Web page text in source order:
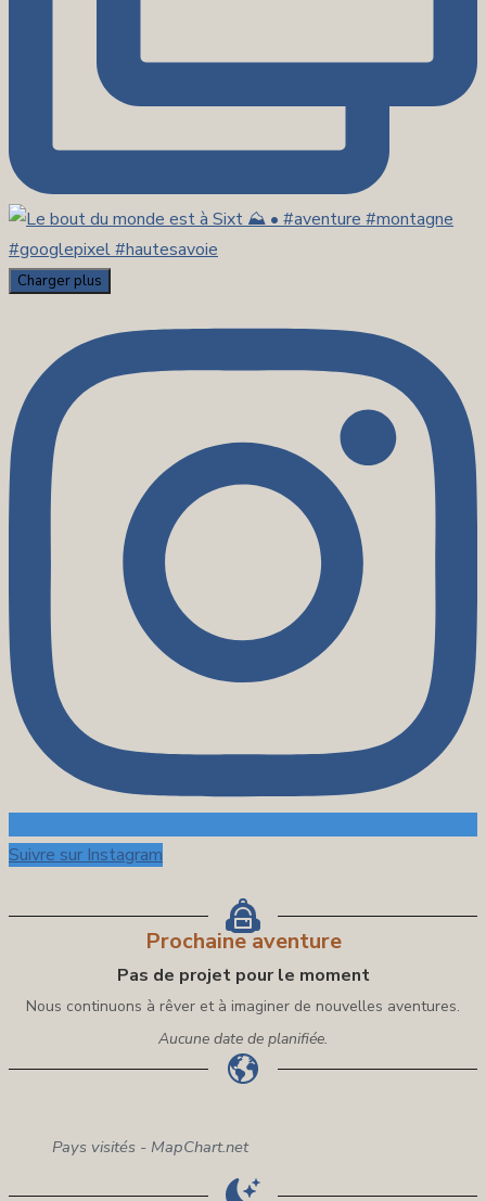
Charger plus
Suivre sur Instagram
Prochaine aventure
Pas de projet pour le moment
Nous continuons à rêver et à imaginer de nouvelles aventures.
Aucune date de planifiée.
Pays visités - MapChart.net